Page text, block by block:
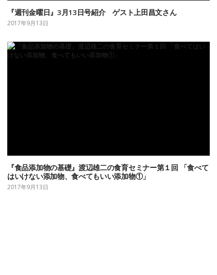
『週刊金曜日』3月13日号紹介 ゲスト上田昌文さん
2017年9月13日
『食品添加物の基礎』渡辺雄二の食育セミナー第１回 「食べて
はいけない添加物、食べてもいい添加物①」
2017年9月13日